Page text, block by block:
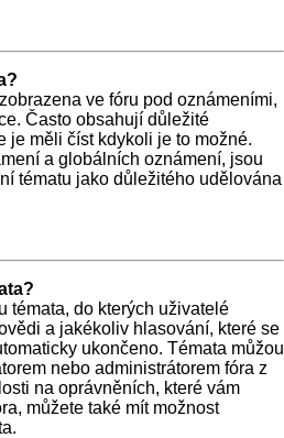
ve fóru pod oznámeními,
Často obsahují důležité
je měli číst kdykoli je to možné.
a globálních oznámení, jsou
tématu jako důležitého udělována
témata, do kterých uživatelé
a jakékoliv hlasování, které se
ukončeno. Témata můžou
nebo administrátorem fóra z
na oprávněních, které vám
můžete také mít možnost